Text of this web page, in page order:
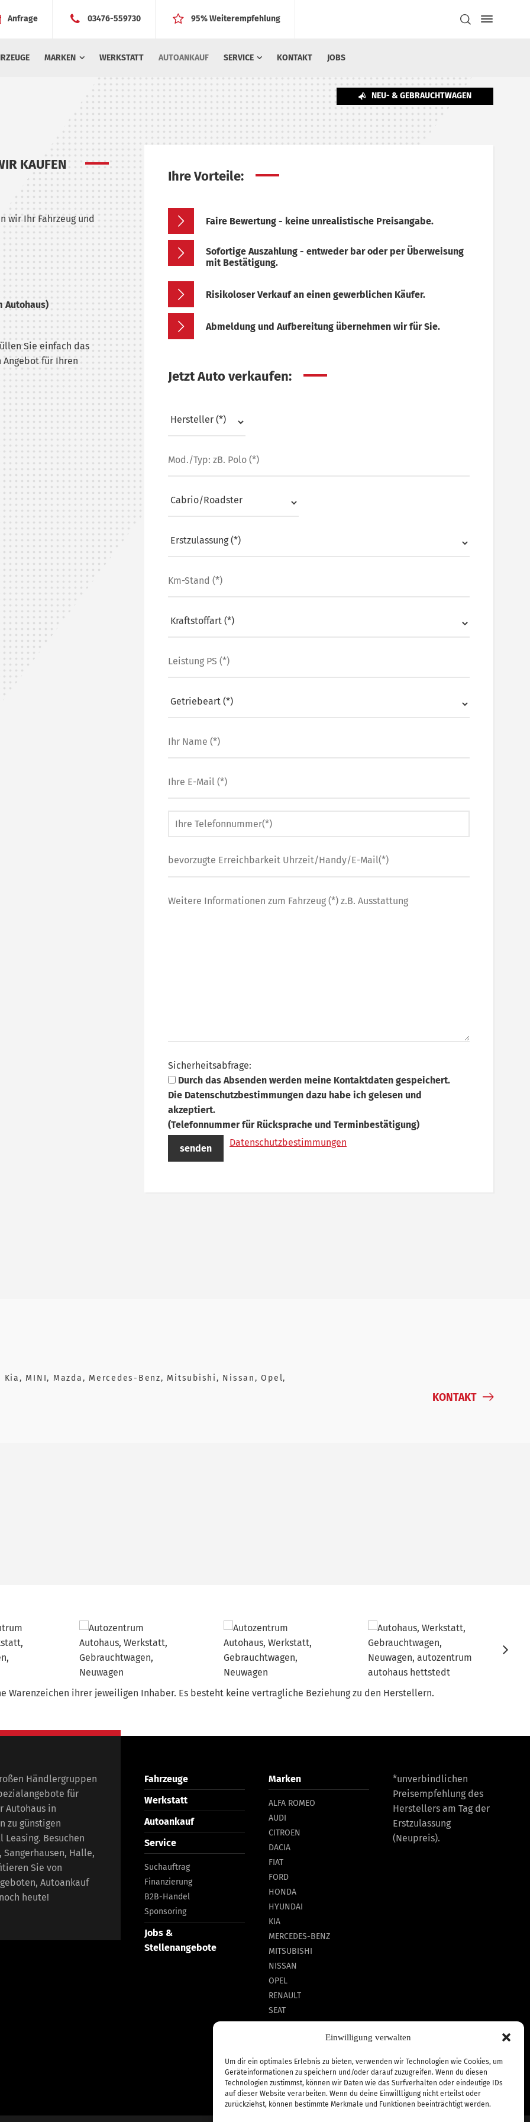
Einwilligung verwalten
Um dir ein optimales Erlebnis zu bieten, verwenden wir Technologien wie Cookies, um
Geräteinformationen zu speichern und/oder darauf zuzugreifen. Wenn du diesen
Technologien zustimmst, können wir Daten wie das Surfverhalten oder eindeutige IDs
auf dieser Website verarbeiten. Wenn du deine Einwillligung nicht erteilst oder
zurückziehst, können bestimmte Merkmale und Funktionen beeinträchtigt werden.
Anfrage 03476-559730 95% Weiterempfehlung
MARKEN WERKSTATT AUTOANKAUF SERVICE KONTAKT JOBS
NEU- & GEBRAUCHTWAGEN
KAUFEN
wir Ihr Fahrzeug und
Autohaus)
Sie einfach das
für Ihren
Ihre Vorteile:
Faire Bewertung - keine unrealistische Preisangabe.
Sofortige Auszahlung - entweder bar oder per Überweisung
mit Bestätigung.
Risikoloser Verkauf an einen gewerblichen Käufer.
Abmeldung und Aufbereitung übernehmen wir für Sie.
Jetzt Auto verkaufen:
Sicherheitsabfrage:
Durch das Absenden werden meine Kontaktdaten gespeichert.
Die Datenschutzbestimmungen dazu habe ich gelesen und
akzeptiert.
(Telefonnummer für Rücksprache und Terminbestätigung)
Datenschutzbestimmungen
MINI, Mazda, Mercedes-Benz, Mitsubishi, Nissan, Opel,
KONTAKT
Warenzeichen ihrer jeweiligen Inhaber. Es besteht keine vertragliche Beziehung zu den Herstellern.
Händlergruppen
für
Autohaus in
zu günstigen
Besuchen
Halle,
Sie von
Autoankauf
heute!
Fahrzeuge
Werkstatt
Autoankauf
Service
Suchauftrag
Finanzierung
B2B-Handel
Sponsoring
Jobs &
Stellenangebote
Marken
ALFA ROMEO
AUDI
CITROEN
DACIA
FIAT
FORD
HONDA
HYUNDAI
KIA
MERCEDES-BENZ
MITSUBISHI
NISSAN
OPEL
RENAULT
SEAT
*unverbindlichen
Preisempfehlung des
Herstellers am Tag der
Erstzulassung
(Neupreis).